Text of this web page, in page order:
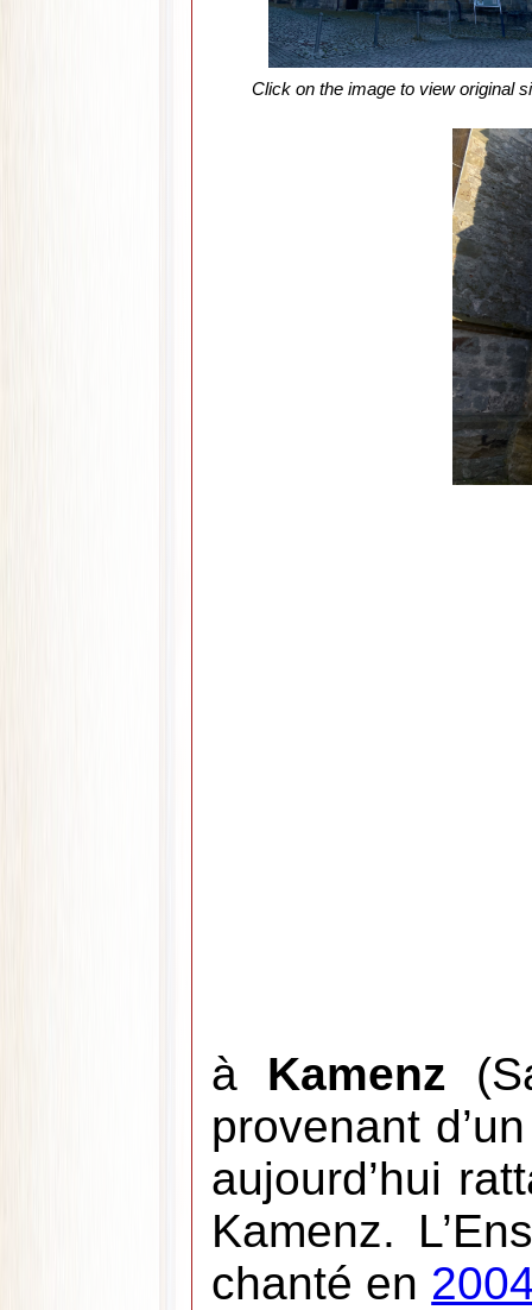
Click on the image to view original
à Kamenz
provenant
aujourd’hui
Kamenz.
chanté en